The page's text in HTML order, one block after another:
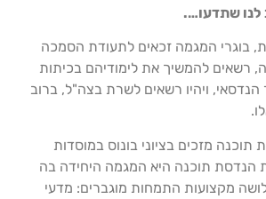
שתדעו….
המגמה זכאים לתעודת הסמכה
להמשיך את לימודיהם בכיתות
ויהיו רשאים לשרת בצה"ל, ברוב
מזכים בציוני בונוס במוסדות
תוכנה היא המגמה היחידה בה
מקצועות התמחות מוגברים: מדעי